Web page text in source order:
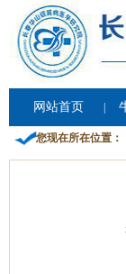
网站首页
您现在所在位置：